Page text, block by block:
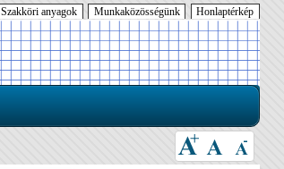
Honlaptérkép
Munkaközösségünk
Szakköri anyagok